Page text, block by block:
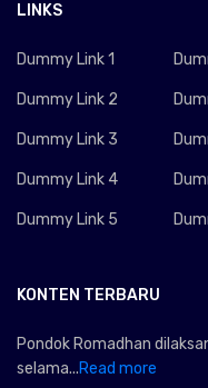
LINKS
Dummy Link 1
Dummy Link 2
Dummy Link 3
Dummy Link 4
Dummy Link 5
KONTEN TERBARU
Pondok Romadhan
selama...Read more